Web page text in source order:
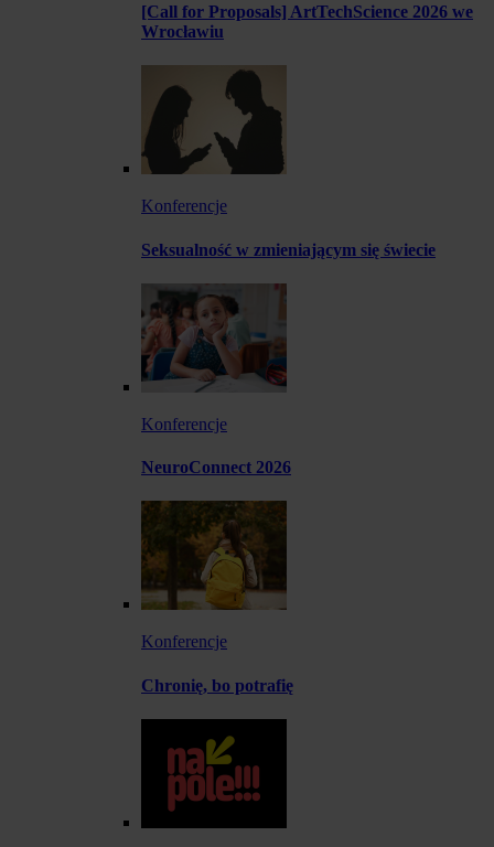
[Call for Proposals] ArtTechScience 2026 we
Wrocławiu
Konferencje
Seksualność w zmieniającym się świecie
Konferencje
NeuroConnect 2026
Konferencje
Chronię, bo potrafię